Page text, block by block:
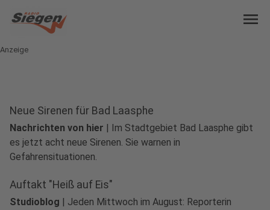
menu
Anzeige
Neue Sirenen für Bad Laasphe
Nachrichten von hier | Im Stadtgebiet Bad Laasphe gibt
es jetzt acht neue Sirenen. Sie warnen in
Gefahrensituationen.
Auftakt "Heiß auf Eis"
Studioblog | Jeden Mittwoch im August: Reporterin